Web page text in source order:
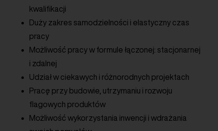
kwalifikacji
Duży zakres samodzielności i elastyczny czas
pracy
Możliwość pracy w formule łączonej: stacjonarnej
i zdalnej
Udział w ciekawych i różnorodnych projektach
Pracę przy budowie, utrzymaniu i rozwoju
flagowych produktów
Możliwość wykorzystania inwencji i wdrażania